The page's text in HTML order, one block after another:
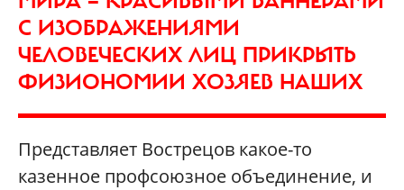
С ИЗОБРАЖЕНИЯМИ
ЧЕЛОВЕЧЕСКИХ ЛИЦ ПРИКРЫТЬ
ФИЗИОНОМИИ ХОЗЯЕВ НАШИХ
Представляет Вострецов какое-то
казенное профсоюзное объединение, и